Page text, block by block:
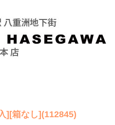
][箱なし](112845)